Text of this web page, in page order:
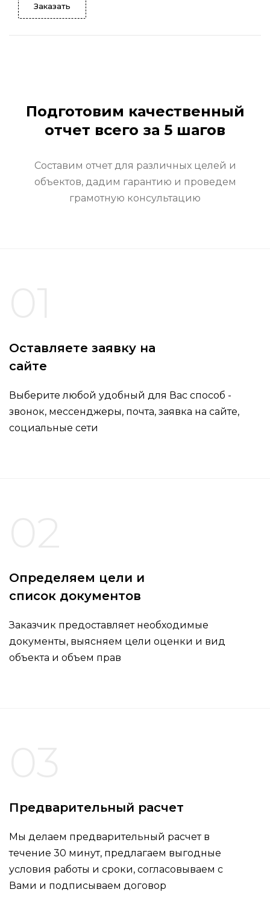
Заказать
Подготовим качественный
отчет всего за 5 шагов
Составим отчет для различных целей и
объектов, дадим гарантию и проведем
грамотную консультацию
Оставляете заявку на
сайте
Выберите любой удобный для Вас способ -
звонок, мессенджеры, почта, заявка на сайте,
социальные сети
Определяем цели и
список документов
Заказчик предоставляет необходимые
документы, выясняем цели оценки и вид
объекта и объем прав
Предварительный расчет
Мы делаем предварительный расчет в
течение 30 минут, предлагаем выгодные
условия работы и сроки, согласовываем с
Вами и подписываем договор